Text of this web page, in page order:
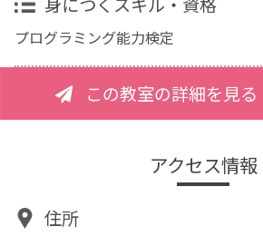
プログラミング能力検定
この教室の詳細を見る
アクセス情報
住所